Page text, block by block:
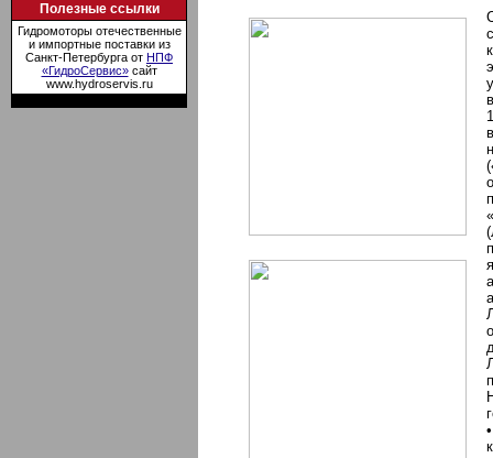
Полезные ссылки
Гидромоторы отечественные
и импортные поставки из
Санкт-Петербурга от НПФ
«ГидроСервис»сайт
www.hydroservis.ru